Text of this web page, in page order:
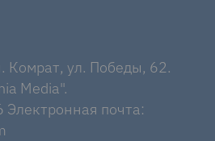
Комрат, ул. Победы, 62.
Media".
почта: